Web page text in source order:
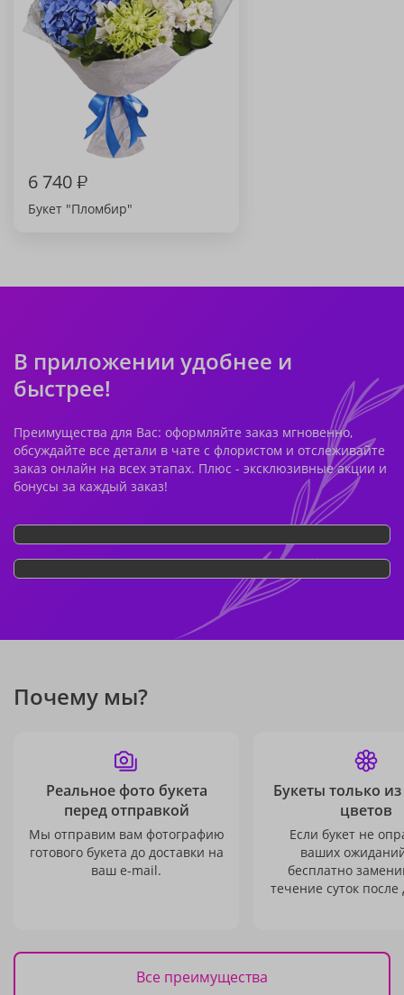
6 740₽
Букет "Пломбир"
В приложении удобнее и
быстрее!
Преимущества для Вас: оформляйте заказ мгновенно,
обсуждайте все детали в чате с флористом и отслеживайте
заказ онлайн на всех этапах. Плюс - эксклюзивные акции и
бонусы за каждый заказ!
Почему мы?
Реальное фото букета
перед отправкой
Мы отправим вам фотографию
готового букета до доставки на
ваш e-mail.
Букеты только
цветов
Если букет не
ваших
бесплатно
течение суток после
Все преимущества